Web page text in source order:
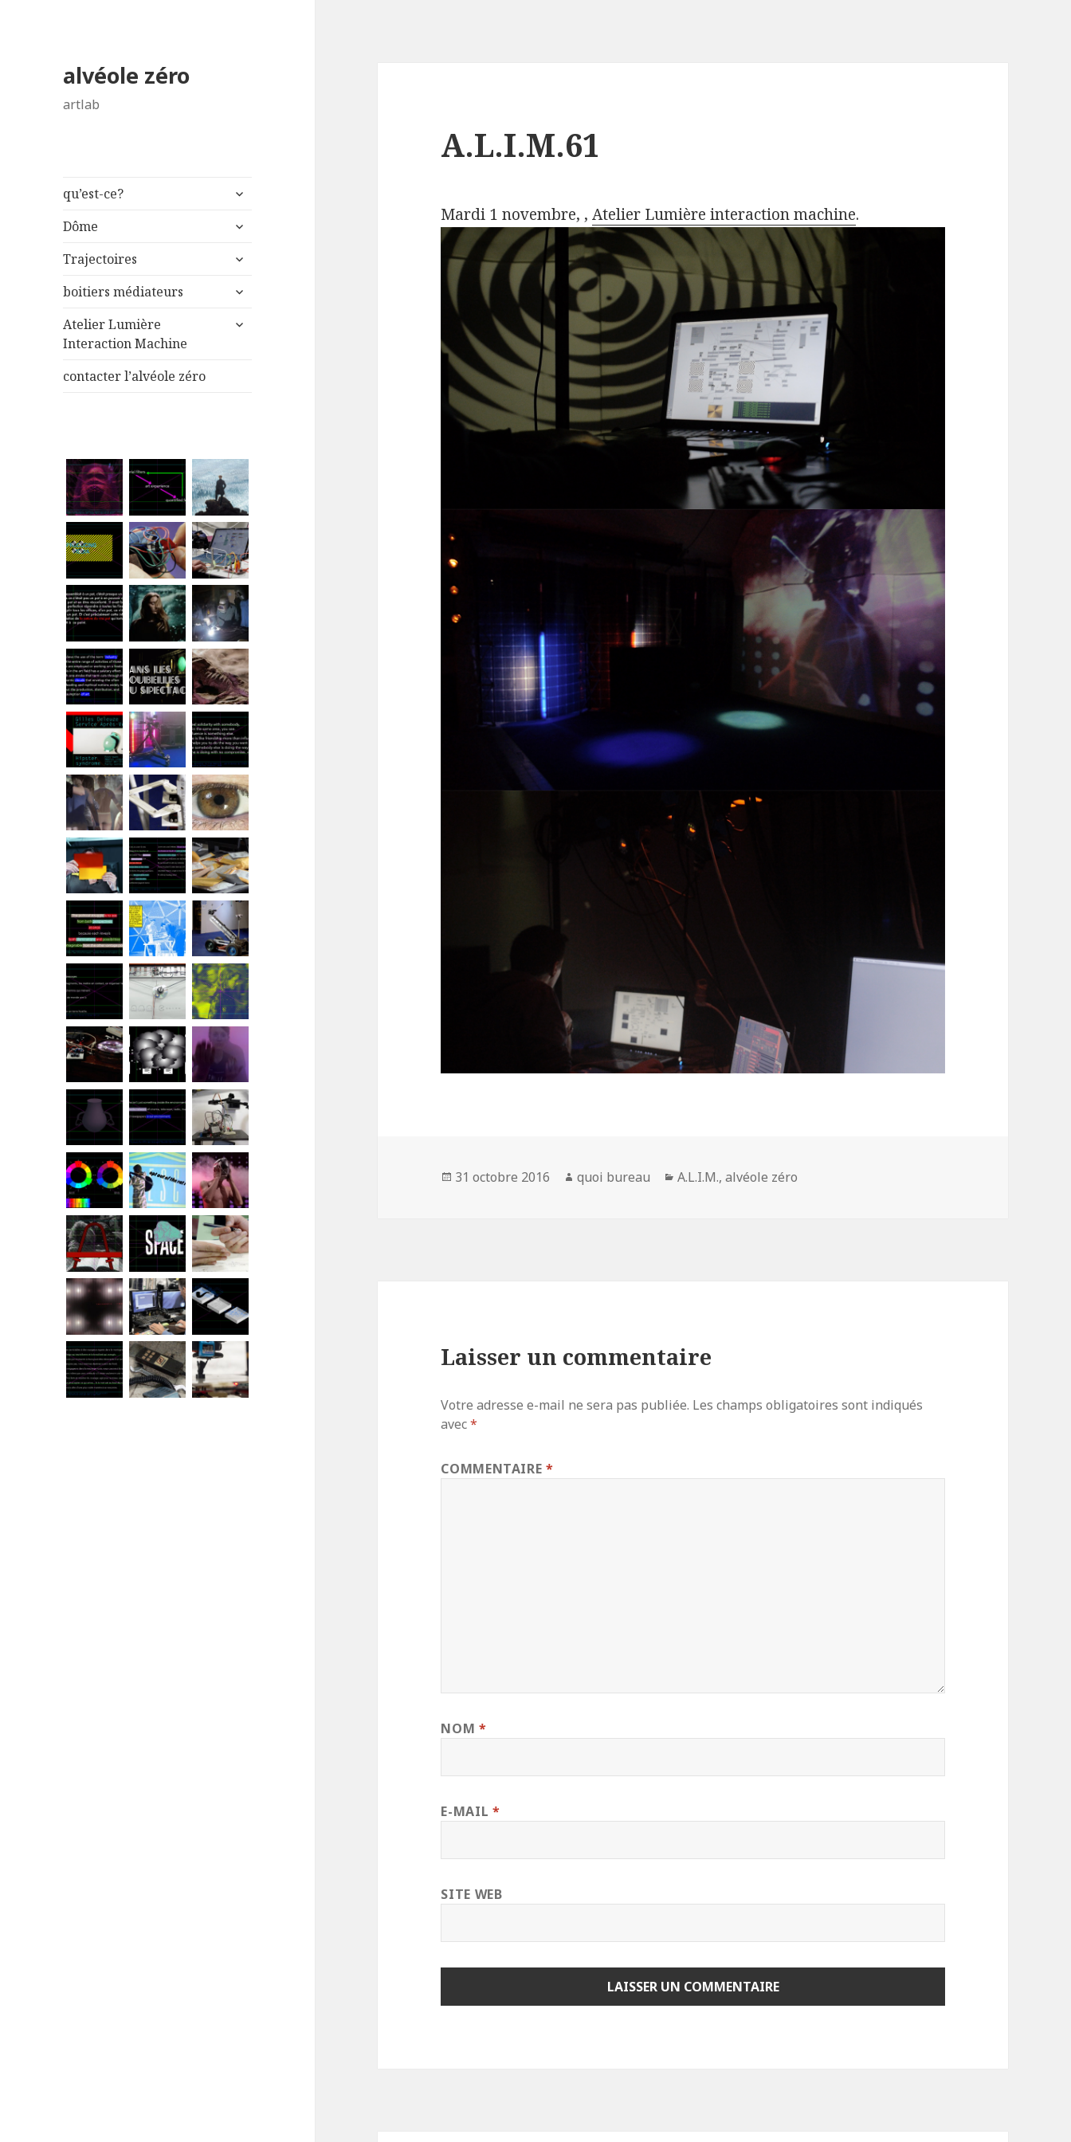
alvéole zéro
artlab
qu’est-ce?
ouvrir
sous-
Dôme
ouvrir
sous-
Trajectoires
ouvrir
sous-
boitiers médiateurs
ouvrir
sous-
Atelier Lumière
Interaction Machine
ouvrir
contacter l’alvéole zéro
A.L.I.M.61
Mardi 1 novembre, ,Atelier Lumière interaction machine.
Publié
31 octobre 2016 Auteur
quoi bureau Catégories
A.L.I.M.,alvéole zéro
Laisser un commentaire
Votre adresse e-mail ne sera pas publiée. Les champs obligatoires sont indiqués
avec*
COMMENTAIRE*
NOM *
E-MAIL *
SITE WEB